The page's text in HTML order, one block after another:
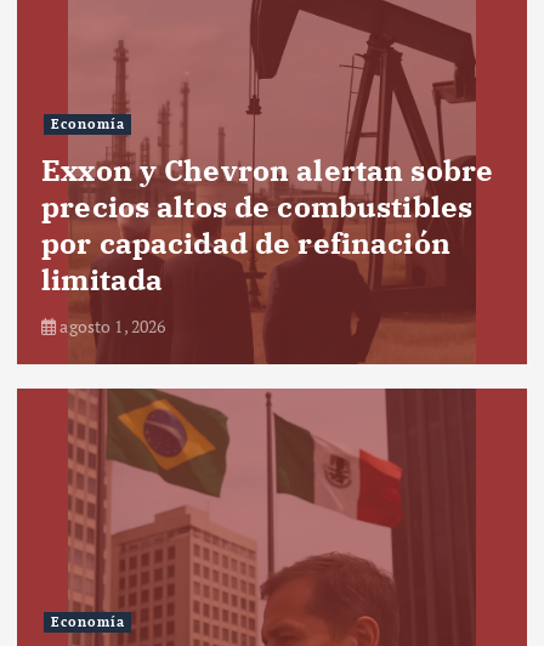
Economía
Exxon y Chevron alertan sobre
precios altos de combustibles
por capacidad de refinación
limitada
agosto 1, 2026
Economía